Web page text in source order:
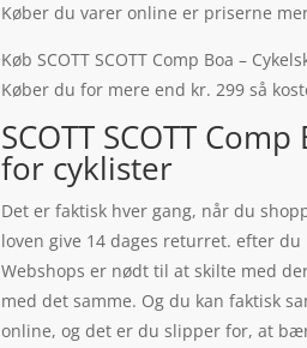
Køber du varer online er priserne
Køb SCOTT SCOTT Comp Boa –
Køber du for mere end kr. 299 så
SCOTT SCOTT
for cyklister
Det er faktisk hver gang, når du
loven give 14 dages returret. efter
Webshops er nødt til at skilte med
med det samme. Og du kan faktisk
online, og det er du slipper for, at